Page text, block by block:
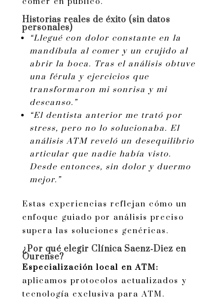
Historias reales de éxito (sin datos
personales)
“Llegué con dolor constante en la
mandíbula al comer y un crujido al
abrir la boca. Tras el análisis obtuve
una férula y ejercicios que
transformaron mi sonrisa y mi
descanso.”
“El dentista anterior me trató por
stress, pero no lo solucionaba. El
análisis ATM reveló un desequilibrio
articular que nadie había visto.
Desde entonces, sin dolor y duermo
mejor.”
Estas experiencias reflejan cómo un
enfoque guiado por análisis preciso
supera las soluciones genéricas.
¿Por qué elegir Clínica Saenz‑Diez en
Ourense?
Especialización local en ATM:
aplicamos protocolos actualizados y
tecnología exclusiva para ATM.